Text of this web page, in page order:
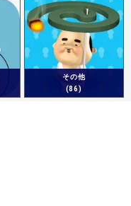
その他
(86)